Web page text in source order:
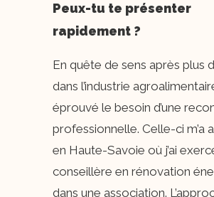
Peux-tu te présenter
rapidement ?
En quête de sens après plus
dans l’industrie
éprouvé le besoin d’une
professionnelle. Celle-ci m’a
en Haute-Savoie où j’ai
conseillère en rénovation
dans une association.